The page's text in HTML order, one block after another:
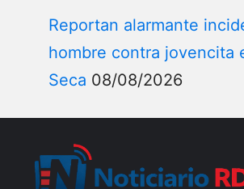
Reportan alarmante
hombre contra jovencita
Seca 08/08/2026